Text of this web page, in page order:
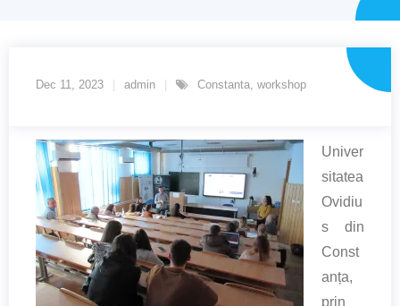
Dec 11, 2023 admin Constanta workshop
Univer
sitatea
Ovidiu
s din
Const
anța,
prin